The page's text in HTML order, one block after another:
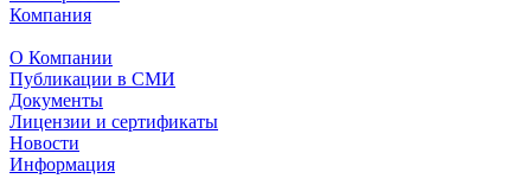
Компания
О Компании
Публикации в СМИ
Документы
Лицензии и сертификаты
Новости
Информация